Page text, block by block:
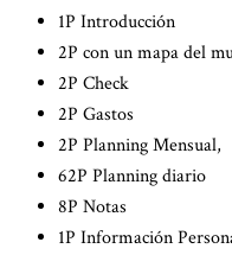
1P Introducción
2P con un mapa del
2P Check
2P Gastos
2P Planning Mensual,
62P Planning diario
8P Notas
1P Información